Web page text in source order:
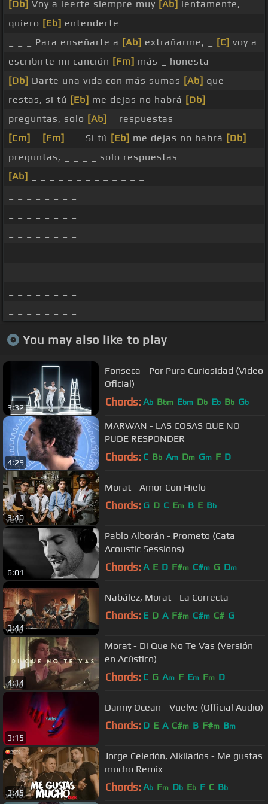
[Db] Voy a leerte siempre muy [Ab] lentamente,
quiero [Eb] entenderte
_ _ _ Para enseñarte a [Ab] extrañarme, _ [C] voy a
escribirte mi canción [Fm] más _ honesta
[Db] Darte una vida con más sumas [Ab] que
restas, si tú [Eb] me dejas no habrá [Db]
preguntas, solo [Ab]
_ respuestas
[Cm]
[Fm] _ _ Si tú [Eb] me dejas no habrá [Db]
preguntas, _ _ _ _ solo respuestas
[Ab]
You may also like to play
3:32
Fonseca - Por Pura Curiosidad (Video
Oficial)
Chords: Ab Bbm Ebm Db Eb Bb Gb
4:29
MARWAN - LAS COSAS QUE NO
PUDE RESPONDER
Chords: C Bb Am Dm Gm F D
3:40
Morat - Amor Con Hielo
Chords: G D C Em B E Bb
6:01
Pablo Alborán - Prometo (Cata
Acoustic Sessions)
Chords: A E D F#m C#m G Dm
3:44
Nabález, Morat - La Correcta
Chords: E D A F#m C#m C# G
4:14
Morat - Di Que No Te Vas (Versión
en Acústico)
Chords: C G Am F Em Fm D
3:15
Danny Ocean - Vuelve (Official Audio)
Chords: D E A C#m B F#m Bm
3:45
Jorge Celedón, Alkilados - Me gustas
mucho Remix
Chords: Ab Fm Db Eb F C Bb